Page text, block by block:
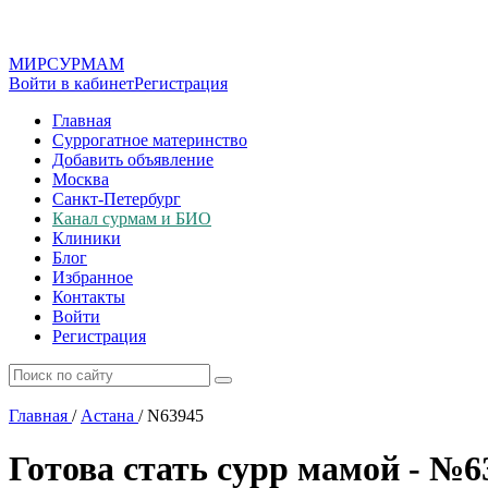
МИРСУРМАМ
Войти в кабинетРегистрация
Главная
Суррогатное материнство
Добавить объявление
Москва
Санкт-Петербург
Канал сурмам и БИО
Клиники
Блог
Избранное
Контакты
Войти
Регистрация
Главная / Астана /N63945
Готова стать сурр мамой -